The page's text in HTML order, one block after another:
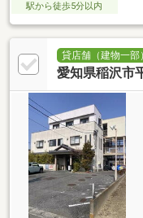
駅から徒歩5分以内
貸店舗（建物一部）
愛知県稲沢市